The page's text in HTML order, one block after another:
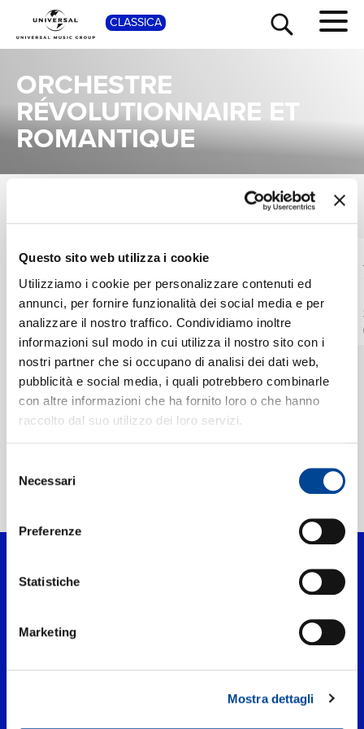
Questo sito web utilizza i cookie
Utilizziamo i cookie per personalizzare contenuti ed
annunci, per fornire funzionalità dei social media e per
analizzare il nostro traffico. Condividiamo inoltre
informazioni sul modo in cui utilizza il nostro sito con i
nostri partner che si occupano di analisi dei dati web,
pubblicità e social media, i quali potrebbero combinarle
con altre informazioni che ha fornito loro o che hanno
raccolto dal suo utilizzo dei loro servizi.
delNecessari
Preferenze
Statistiche
Marketing
Mostra dettagli
CLASSICA
ORCHESTRE
RÉVOLUTIONNAIRE ET
ROMANTIQUE
VEDI TUTTI
MONTEVERDI CHOIR,
ORCHESTRE
RÉVOLUTIONNAIRE
ET ROMANTIQUE,
JOHN ELIOT
GARDINER
Fauré: Requiem /
Debussy: Trois
chansons de Charles
d'Orléans / Saint-
Saëns: Calme des
nuits
Digitale
ROBERT LEVIN,
ORCHESTRE
RÉVOLUTIONNAIRE
ET ROMANTIQUE,
JOHN ELIOT
GARDINER
Beethoven: Piano
Concerto No.5 In E
Flat Op. 73
"Emperor"; Choral
Fantasy
Digitale
SHOP
TOUR
NEWS
RICERCA
CHI SIAMO
CONTATTI
NEWSLETTER